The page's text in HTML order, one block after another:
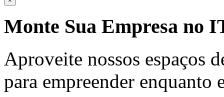
Monte Sua Empresa no
Aproveite nossos espaços
para empreender enquanto